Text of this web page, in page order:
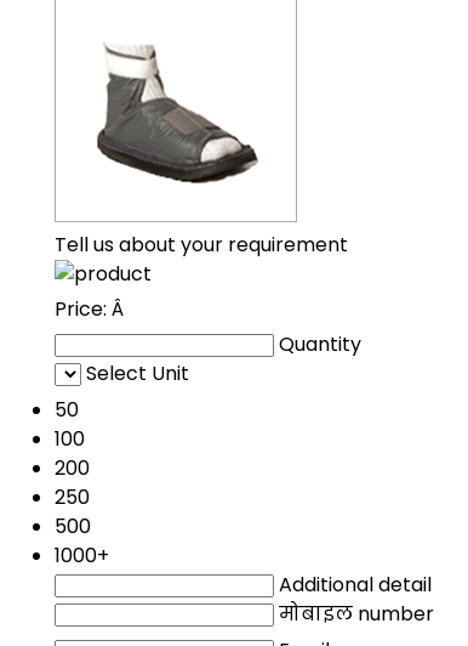
Tell us about your requirement
Price: Â
Quantity
Select Unit
50
100
200
250
500
1000+
Additional detail
मोबाइल number